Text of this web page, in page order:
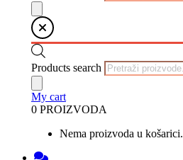
Products search
My cart
0 PROIZVODA
Nema proizvoda u košarici.